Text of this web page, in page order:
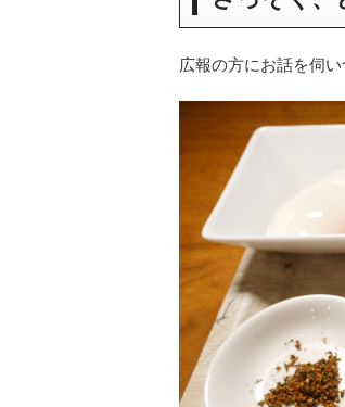
広報の方にお話を伺